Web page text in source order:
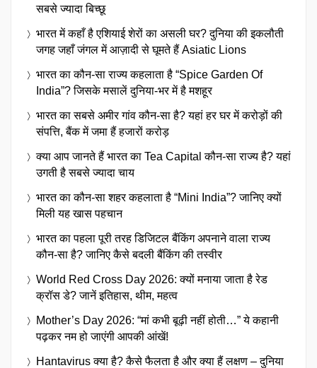
सबसे ज्यादा बिच्छू
भारत में कहाँ है एशियाई शेरों का असली घर? दुनिया की इकलौती
जगह जहाँ जंगल में आज़ादी से घूमते हैं Asiatic Lions
भारत का कौन-सा राज्य कहलाता है “Spice Garden Of
India”? जिसके मसालें दुनिया-भर में है मशहूर
भारत का सबसे अमीर गांव कौन-सा है? यहां हर घर में करोड़ों की
संपत्ति, बैंक में जमा हैं हजारों करोड़
क्या आप जानते हैं भारत का Tea Capital कौन-सा राज्य है? यहां
उगती है सबसे ज्यादा चाय
भारत का कौन-सा शहर कहलाता है “Mini India”? जानिए क्यों
मिली यह खास पहचान
भारत का पहला पूरी तरह डिजिटल बैंकिंग अपनाने वाला राज्य
कौन-सा है? जानिए कैसे बदली बैंकिंग की तस्वीर
World Red Cross Day 2026: क्यों मनाया जाता है रेड
क्रॉस डे? जानें इतिहास, थीम, महत्व
Mother’s Day 2026: “मां कभी बूढ़ी नहीं होती…” ये कहानी
पढ़कर नम हो जाएंगी आपकी आंखें!
Hantavirus क्या है? कैसे फैलता है और क्या हैं लक्षण – दुनिया